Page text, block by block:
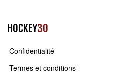
HOCKEY30
Confidentialité
Termes et conditions